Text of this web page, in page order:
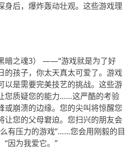
身后，爆炸轰动壮观。这些游戏理
暗之魂3） ——“游戏就是为了好
孩子，你太天真太可爱了。游戏
以是需要完美技艺的挑战。这些游
您质疑您的能力……这严酷的考验
或崩溃的边缘。您的尖叫将惊醒您
让您的父母窘迫。您扫兴的朋友会
有压力的游戏”……您会用刚毅的目
“因为我爱它。”